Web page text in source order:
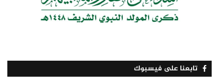
تابعنا على فيسبوك